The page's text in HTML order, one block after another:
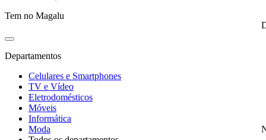
Tem no Magalu
Departamentos
Celulares e Smartphones
TV e Vídeo
Eletrodomésticos
Móveis
Informática
Moda